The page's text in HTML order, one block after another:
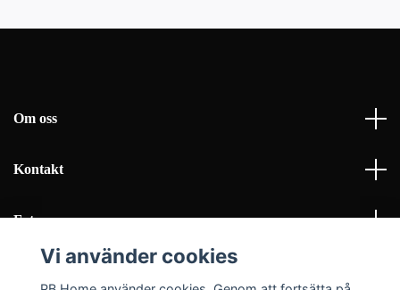
Om oss
Kontakt
Fotmeny
Vi använder cookies